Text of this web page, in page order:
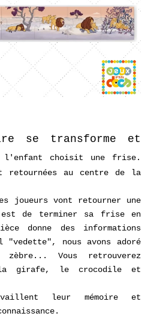
se transforme et
choisit une frise.
retournées au centre de la
joueurs vont retourner une
de terminer sa frise en
donne des informations
"vedette", nous avons adoré
zèbre... Vous retrouverez
girafe, le crocodile et
leur mémoire et